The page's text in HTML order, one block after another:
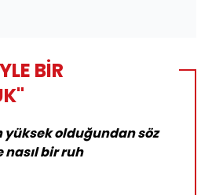
BİR
yüksek olduğundan söz
nasıl bir ruh